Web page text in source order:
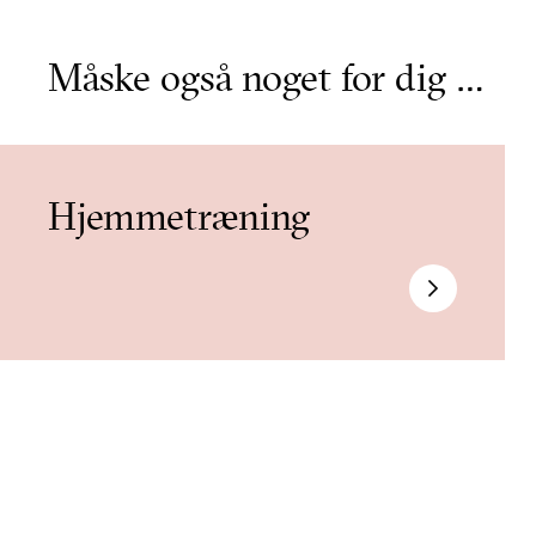
Måske også noget for dig …
Hjemmetræning